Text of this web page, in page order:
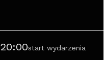
20:00start wydarzenia